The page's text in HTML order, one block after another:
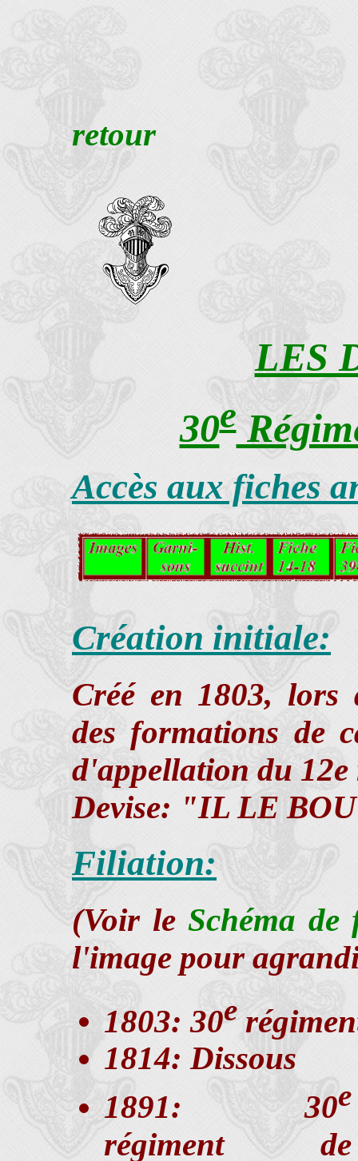
retour
LES
30e
Accès aux fiches
Création initiale:
Créé en 1803, lors
des formations de
d'appellation du 12e
Devise: "IL LE
Filiation:
(Voir le Schéma
l'image pour
1803: 30e
1814: Dissous
1891: 30e
régiment de